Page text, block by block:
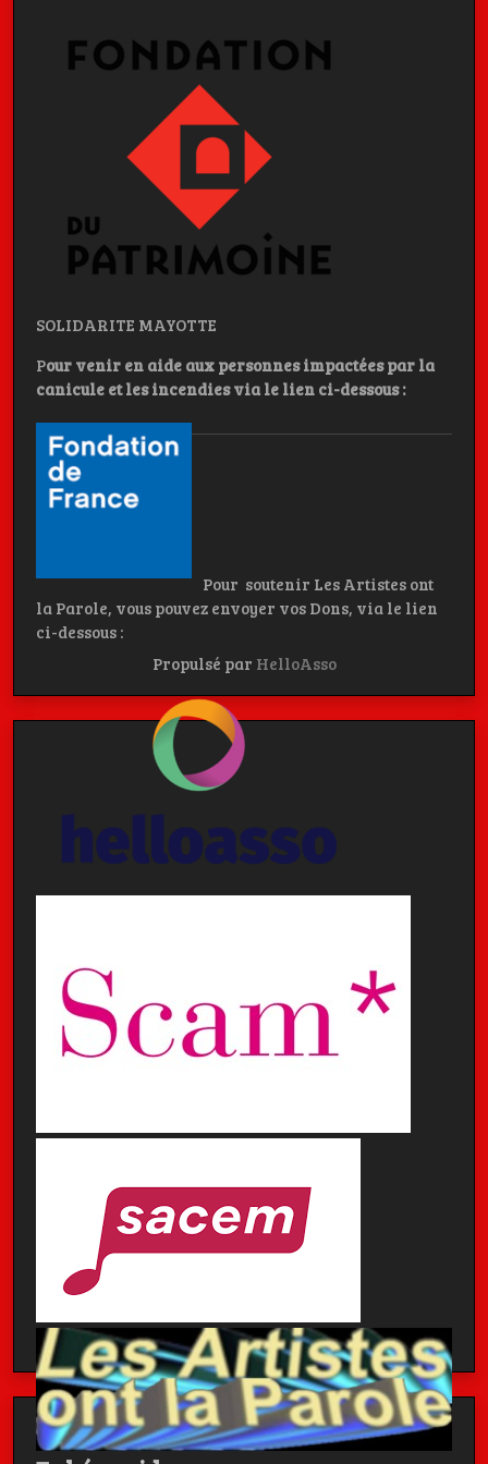
SOLIDARITE MAYOTTE
Pour venir en aide aux personnes impactées par la
canicule et les incendies via le lien ci-dessous :
Pour soutenir Les Artistes ont
la Parole, vous pouvez envoyer vos Dons, via le lien
ci-dessous :
Propulsé par HelloAsso